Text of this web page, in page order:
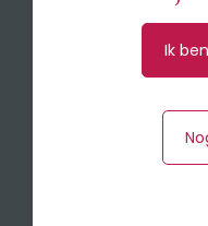
bereikt zijn
🍽 Aanbevolen
Serveer bij 17°-
Ik